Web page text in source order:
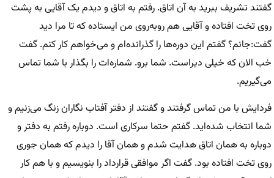
گفتند تشریف ببرید به آن اتاق. رفتم به اتاق و دیدم یک آقایی به پشت
روی تخت افتاده و آقایی هم روبه‌روی من ایستاده که تا مرا دید
گفت:‌جانم؟ گفتم این دوره‌ها را گذرانده‌ام و می‌خواهم کار کنم. گفت
خب الان که خیلی دیراست. شما برو. شماره‌ات را بگذار با شما تماس
می‌گیریم.
فردایش با من تماس گرفتند و گفتند از دفتر آفتاب نگاران زنگ می‌زنیم و
شما انتخاب شده‌اید. گفتم حتما سرکاری است. دوباره رفتم به دفتر و
دوباره به همان اتاق هدایت شدم و همان آقا را دیدم که همان جوری
روی تخت افتاده بود. گفت اگر موافقی قرارداد را بنویسیم و با هم کار